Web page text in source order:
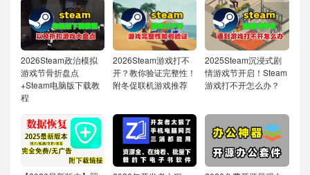
2026Steam政治模拟
游戏节骨折盘点
+Steam电脑版下载教
程
2026Steam游戏打不
开？教你验证完整性！
附冬促联机游戏推荐
2025Steam沉浸式剧
情游戏节开启！Steam
游戏打不开怎么办？